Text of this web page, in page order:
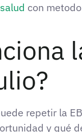
con
repetir la
y qué